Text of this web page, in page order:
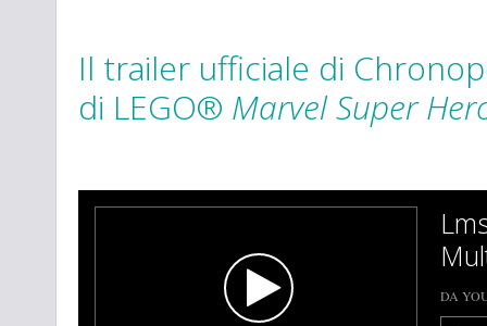
Il trailer ufficiale di
di LEGO® Marvel Super
DA